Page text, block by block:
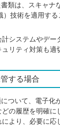
類は、スキャ
）技術を適用す
計システムやデ
リティ対策も適
する場合
ついて、電子
の履歴を明確
より、必要に